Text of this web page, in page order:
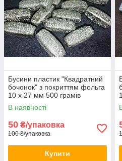
Бусини пластик "Квадратний
бочонок" з покриттям фольга
10 х 27 мм 500 грамів
В наявності
50 ₴/упаковка
100 ₴/упаковка
Купити